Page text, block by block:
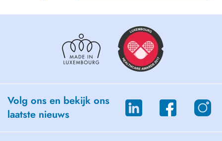
Volg ons en bekijk ons
laatste nieuws